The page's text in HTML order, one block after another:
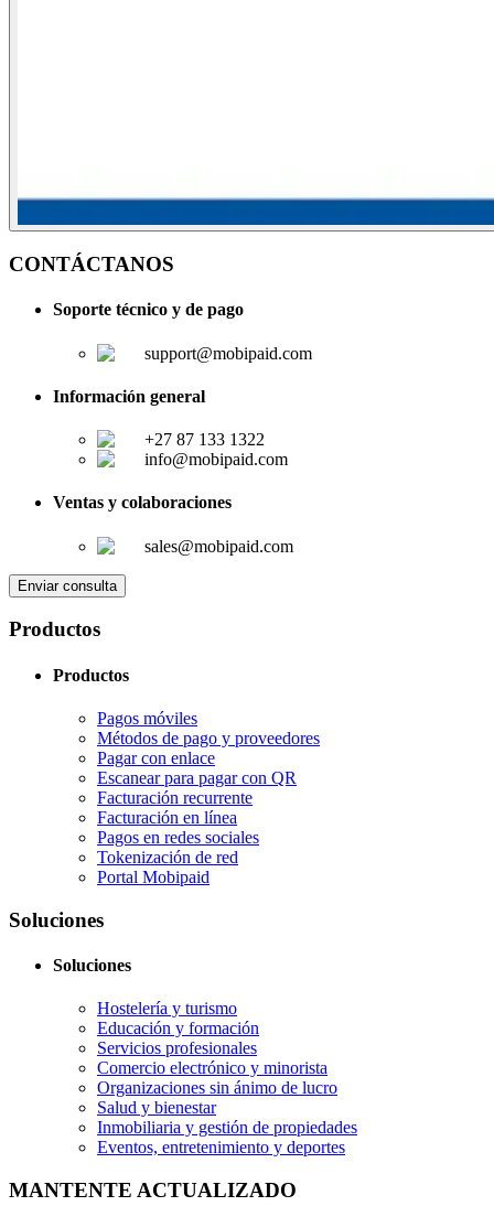
CONTÁCTANOS
Soporte técnico y de pago
support@mobipaid.com
Información general
+27 87 133 1322
info@mobipaid.com
Ventas y colaboraciones
sales@mobipaid.com
Enviar consulta
Productos
Productos
Pagos móviles
Métodos de pago y proveedores
Pagar con enlace
Escanear para pagar con QR
Facturación recurrente
Facturación en línea
Pagos en redes sociales
Tokenización de red
Portal Mobipaid
Soluciones
Soluciones
Hostelería y turismo
Educación y formación
Servicios profesionales
Comercio electrónico y minorista
Organizaciones sin ánimo de lucro
Salud y bienestar
Inmobiliaria y gestión de propiedades
Eventos, entretenimiento y deportes
MANTENTE ACTUALIZADO